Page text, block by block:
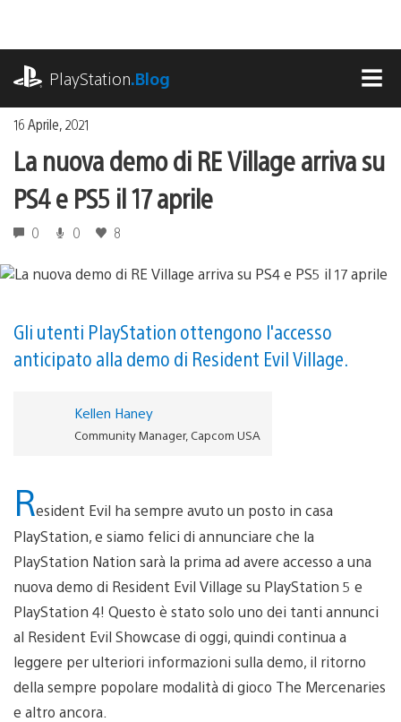
contenuto
PlayStation.Blog
16 Aprile, 2021
La nuova demo di RE Village arriva su
PS4 e PS5 il 17 aprile
0 0 8
Gli utenti PlayStation ottengono l'accesso
anticipato alla demo di Resident Evil Village.
Kellen Haney
Community Manager, Capcom USA
Resident Evil ha sempre avuto un posto in casa
PlayStation, e siamo felici di annunciare che la
PlayStation Nation sarà la prima ad avere accesso a una
nuova demo di Resident Evil Village su PlayStation 5 e
PlayStation 4! Questo è stato solo uno dei tanti annunci
al Resident Evil Showcase di oggi, quindi continua a
leggere per ulteriori informazioni sulla demo, il ritorno
della sempre popolare modalità di gioco The Mercenaries
e altro ancora.